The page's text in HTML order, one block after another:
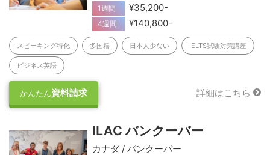
1週間 ¥35,200-
4週間 ¥140,800-
スピーキング特化 多国籍 日本人少ない IELTS試験対策講座
ビジネス英語
かんたん資料請求 詳細はこちら
ILAC バンクーバー
カナダ / バンクーバー